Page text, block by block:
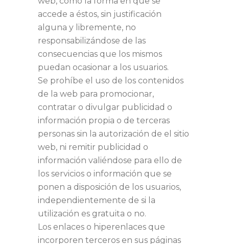
accede a éstos, sin justificación
alguna y libremente, no
responsabilizándose de las
consecuencias que los mismos
puedan ocasionar a los usuarios.
Se prohíbe el uso de los contenidos
de la web para promocionar,
contratar o divulgar publicidad o
información propia o de terceras
personas sin la autorización de el sitio
web, ni remitir publicidad o
información valiéndose para ello de
los servicios o información que se
ponen a disposición de los usuarios,
independientemente de si la
utilización es gratuita o no.
Los enlaces o hiperenlaces que
incorporen terceros en sus páginas